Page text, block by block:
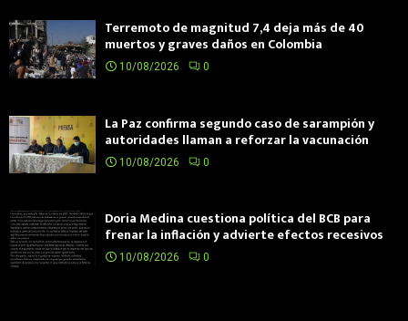
Terremoto de magnitud 7,4 deja más de 40
muertos y graves daños en Colombia
10/08/2026 0
La Paz confirma segundo caso de sarampión y
autoridades llaman a reforzar la vacunación
10/08/2026 0
Doria Medina cuestiona política del BCB para
frenar la inflación y advierte efectos recesivos
10/08/2026 0